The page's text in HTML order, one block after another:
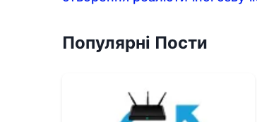
Популярні Пости